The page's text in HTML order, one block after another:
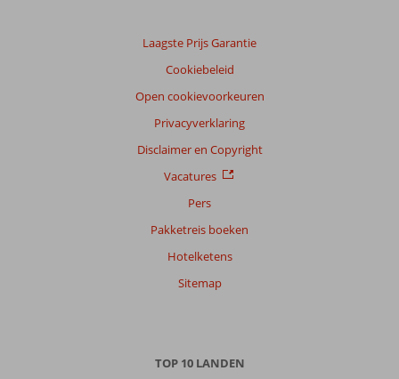
Laagste Prijs Garantie
Cookiebeleid
Open cookievoorkeuren
Privacyverklaring
Disclaimer en Copyright
Vacatures
Pers
Pakketreis boeken
Hotelketens
Sitemap
TOP 10 LANDEN